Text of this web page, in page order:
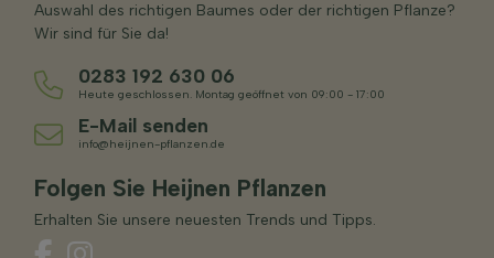
Auswahl des richtigen Baumes oder der richtigen Pflanze?
Wir sind für Sie da!
0283 192 630 06
Heute geschlossen. Montag geöffnet von 09:00 - 17:00
E-Mail senden
info@heijnen-pflanzen.de
Folgen Sie Heijnen Pflanzen
Erhalten Sie unsere neuesten Trends und Tipps.